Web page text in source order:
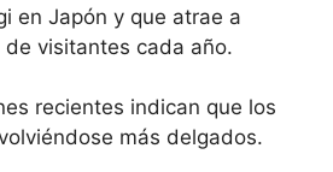
en Japón y que atrae a
visitantes cada año.
recientes indican que los
más delgados.